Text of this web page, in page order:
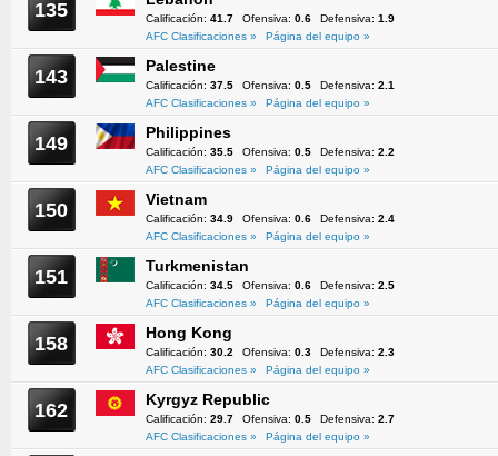
135 Calificación: 41.7 Ofensiva: 0.6 Defensiva: 1.9
AFC Clasificaciones »
Página del equipo »
143 Palestine
Calificación: 37.5 Ofensiva: 0.5 Defensiva: 2.1
AFC Clasificaciones »
Página del equipo »
149 Philippines
Calificación: 35.5 Ofensiva: 0.5 Defensiva: 2.2
AFC Clasificaciones »
Página del equipo »
150 Vietnam
Calificación: 34.9 Ofensiva: 0.6 Defensiva: 2.4
AFC Clasificaciones »
Página del equipo »
151 Turkmenistan
Calificación: 34.5 Ofensiva: 0.6 Defensiva: 2.5
AFC Clasificaciones »
Página del equipo »
158 Hong Kong
Calificación: 30.2 Ofensiva: 0.3 Defensiva: 2.3
AFC Clasificaciones »
Página del equipo »
162 Kyrgyz Republic
Calificación: 29.7 Ofensiva: 0.5 Defensiva: 2.7
AFC Clasificaciones »
Página del equipo »